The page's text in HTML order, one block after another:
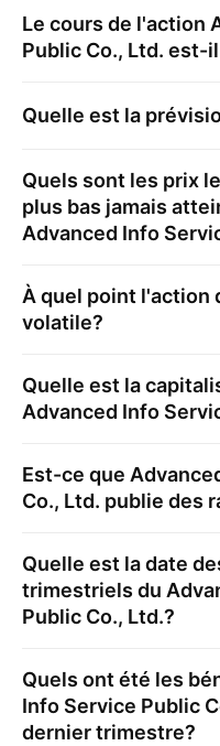
Le cours de l'action
Public Co., Ltd. est-il
Quelle est la
Quels sont les prix
plus bas jamais
Advanced Info
À quel point l'action
volatile?
Quelle est la
Advanced Info
Est-ce que
Co., Ltd. publie des
Quelle est la date
trimestriels du
Public Co., Ltd.?
Quels ont été les
Info Service Public
dernier trimestre?